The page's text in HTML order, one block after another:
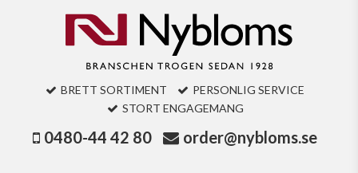
BRETT SORTIMENT
PERSONLIG SERVICE
STORT ENGAGEMANG
0480-44 42 80 order@nybloms.se